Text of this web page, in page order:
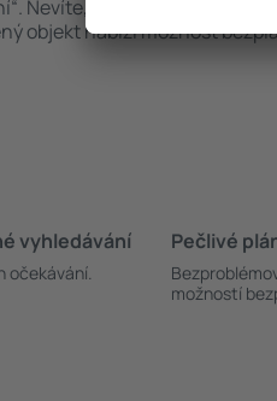
Nevíte, zda se plánovaný let
objekt nabízí možnost
vyhledávání
očekávání.
Pečlivé
možností